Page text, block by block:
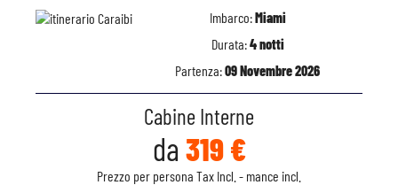
Imbarco:Miami
Durata:4 notti
Partenza:09 Novembre 2026
Cabine Interne
da 319 €
Prezzo per persona Tax Incl. - mance incl.